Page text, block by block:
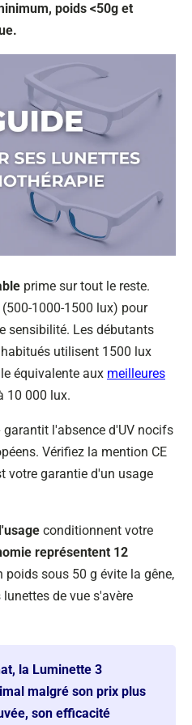
poids <50g et
prime sur tout le reste.
1000-1500 lux) pour
sensibilité. Les débutants
utilisent 1500 lux
équivalente aux meilleures
10 000 lux.
garantit l'absence d'UV nocifs
Vérifiez la mention CE
votre garantie d'un usage
conditionnent votre
représentent 12
poids sous 50 g évite la gêne,
de vue s'avère
la Luminette 3
malgré son prix plus
son efficacité